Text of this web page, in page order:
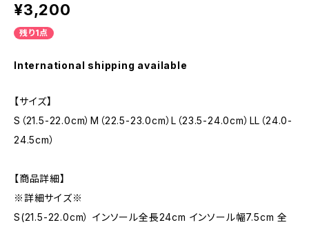
¥3,200
残り1点
International shipping available
【サイズ】
S（21.5-22.0cm）M（22.5-23.0cm）L（23.5-24.0cm）LL（24.0-
24.5cm）
【商品詳細】
※詳細サイズ※
S(21.5-22.0cm） インソール全長24cm インソール幅7.5cm 全